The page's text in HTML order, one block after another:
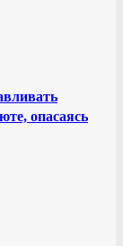
опасаясь